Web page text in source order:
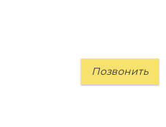
Позвонить